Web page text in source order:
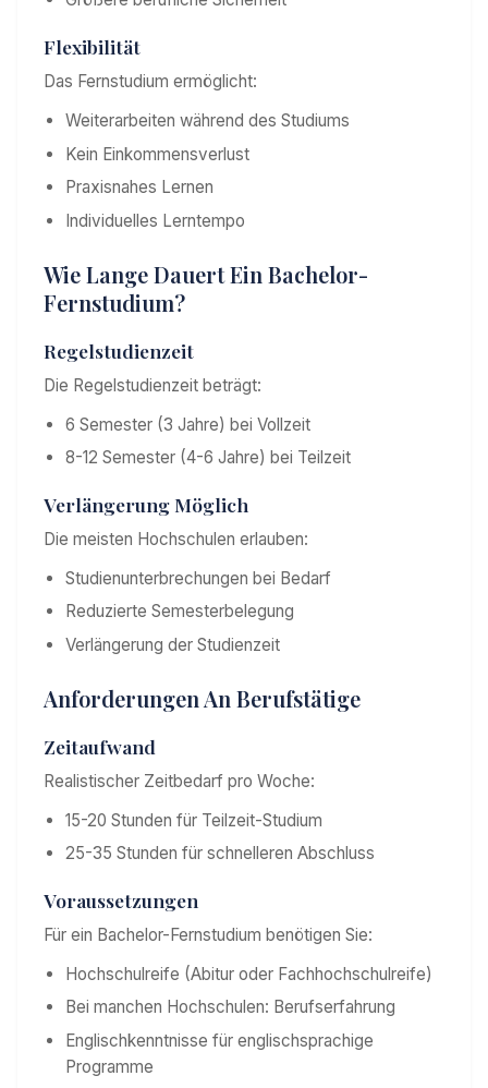
Flexibilität
Das Fernstudium ermöglicht:
Weiterarbeiten während des Studiums
Kein Einkommensverlust
Praxisnahes Lernen
Individuelles Lerntempo
Wie Lange Dauert Ein Bachelor-
Fernstudium?
Regelstudienzeit
Die Regelstudienzeit beträgt:
6 Semester (3 Jahre) bei Vollzeit
8-12 Semester (4-6 Jahre) bei Teilzeit
Verlängerung Möglich
Die meisten Hochschulen erlauben:
Studienunterbrechungen bei Bedarf
Reduzierte Semesterbelegung
Verlängerung der Studienzeit
Anforderungen An Berufstätige
Zeitaufwand
Realistischer Zeitbedarf pro Woche:
15-20 Stunden für Teilzeit-Studium
25-35 Stunden für schnelleren Abschluss
Voraussetzungen
Für ein Bachelor-Fernstudium benötigen Sie:
Hochschulreife (Abitur oder Fachhochschulreife)
Bei manchen Hochschulen: Berufserfahrung
Englischkenntnisse für englischsprachige
Programme